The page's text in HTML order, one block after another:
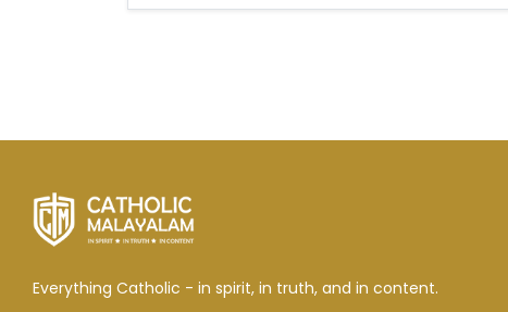
Everything Catholic - in spirit, in truth, and in content.